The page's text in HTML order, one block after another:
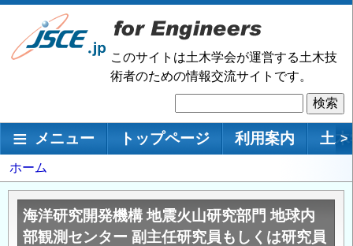
メ
ン
移
このサイトは土木学会が運営する土木技
術者のための情報交流サイトです。
索
メインナビゲーション
メニュー トップページ 利用案内 土 >
パ
ン
く
ず
ホーム
海洋研究開発機構 地震火山研究部門 地球内
部観測センター 副主任研究員もしくは研究員